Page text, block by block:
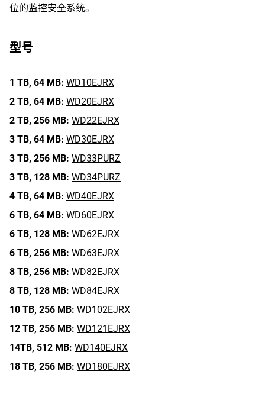
位的监控安全系统。
型号
1 TB, 64 MB: WD10EJRX
2 TB, 64 MB: WD20EJRX
2 TB, 256 MB: WD22EJRX
3 TB, 64 MB: WD30EJRX
3 TB, 256 MB: WD33PURZ
3 TB, 128 MB: WD34PURZ
4 TB, 64 MB: WD40EJRX
6 TB, 64 MB: WD60EJRX
6 TB, 128 MB: WD62EJRX
6 TB, 256 MB: WD63EJRX
8 TB, 256 MB: WD82EJRX
8 TB, 128 MB: WD84EJRX
10 TB, 256 MB: WD102EJRX
12 TB, 256 MB: WD121EJRX
14TB, 512 MB: WD140EJRX
18 TB, 256 MB: WD180EJRX